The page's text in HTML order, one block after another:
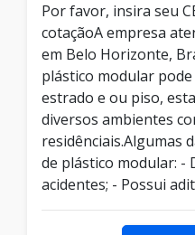
Por favor, insira seu
cotaçãoA empresa
em Belo Horizonte,
plástico modular
estrado e ou piso,
diversos ambientes
residênciais.Algumas
de plástico modular: -
acidentes; - Possui